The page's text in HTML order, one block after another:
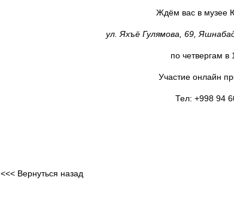
Ждём вас в музее
ул. Яхъё Гулямова, 69,
по четвергам в
Участие онлайн
Тел: +998 94 609
<<< Вернуться назад